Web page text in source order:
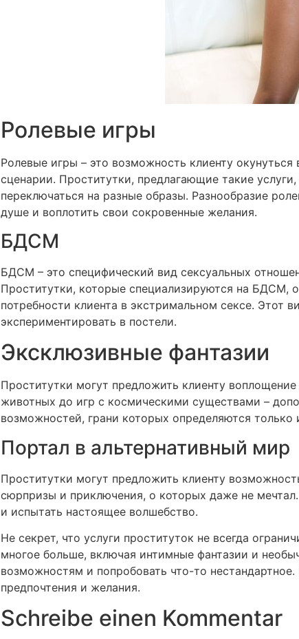
Ролевые игры
Ролевые игры – это возможность клиенту
сценарии. Проститутки, предлагающие такие
переключаться на разные образы. Разнообразие
душе и воплотить свои сокровенные желания.
БДСМ
БДСМ – это специфический вид сексуальных
Проститутки, которые специализируются на БДСМ,
потребности клиента в экстримальном сексе. Этот
экспериментировать в постели.
Эксклюзивные фантазии
Проститутки могут предложить клиенту
животных до игр с космическими существами –
возможностей, грани которых определяются только
Портал в альтернативный мир
Проститутки могут предложить клиенту
сюрпризы и приключения, о которых даже не
и испытать настоящее волшебство.
Не секрет, что услуги проституток не всегда
многое больше, включая интимные фантазии и
возможностям и попробовать что-то
предпочтения и желания.
Schreibe einen Kommentar